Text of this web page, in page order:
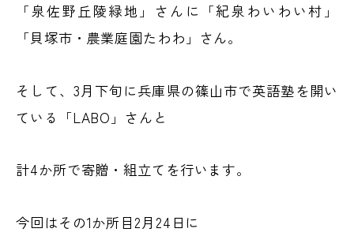
「泉佐野丘陵緑地」さんに「紀泉わいわい村」
「貝塚市・農業庭園たわわ」さん。
そして、3月下旬に兵庫県の篠山市で英語塾を開い
ている「LABO」さんと
計4か所で寄贈・組立てを行います。
今回はその1か所目2月24日に